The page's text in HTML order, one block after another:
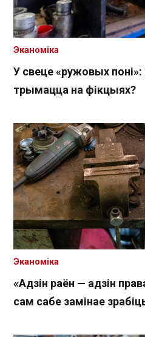
У свеце «ружовых
трымацца на фікцыях?
Эканоміка
«Адзін раён — адзін
сам сабе замінае
Эканоміка